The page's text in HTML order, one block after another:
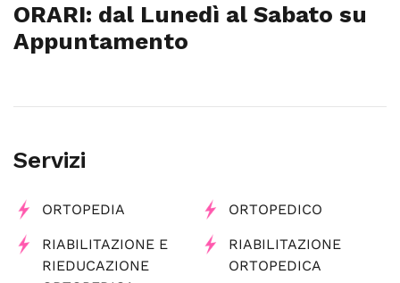
ORARI: dal Lunedì al Sabato su
Appuntamento
Servizi
ORTOPEDIA ORTOPEDICO
RIABILITAZIONE E
RIEDUCAZIONE
RIABILITAZIONE
ORTOPEDICA